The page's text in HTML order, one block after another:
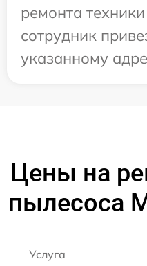
ремонта
сотрудник
указанному
Цены на
пылесоса
Услуга